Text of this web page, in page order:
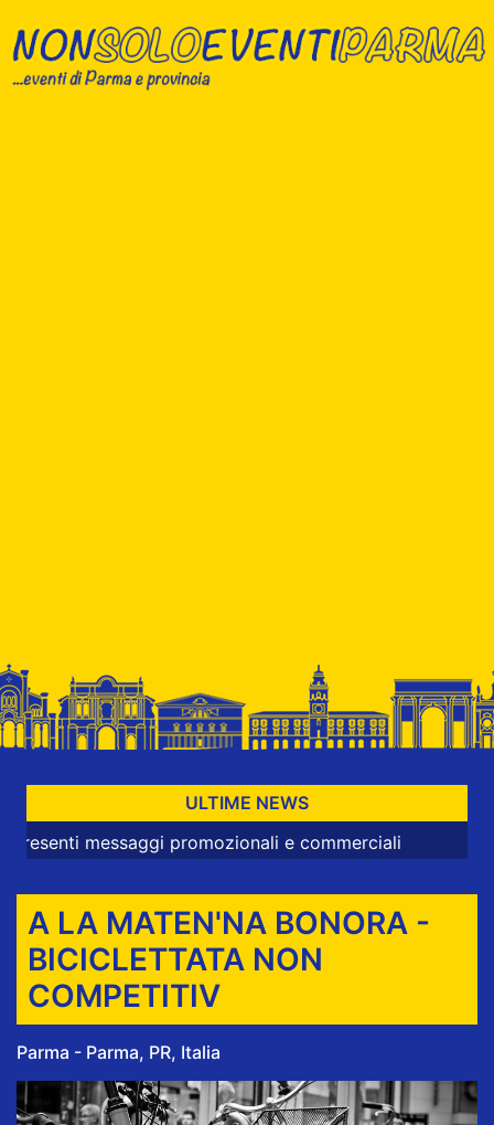
ULTIME NEWS
messaggi promozionali e commerciali
A LA MATEN'NA BONORA -
BICICLETTATA NON
COMPETITIV
Parma - Parma, PR, Italia